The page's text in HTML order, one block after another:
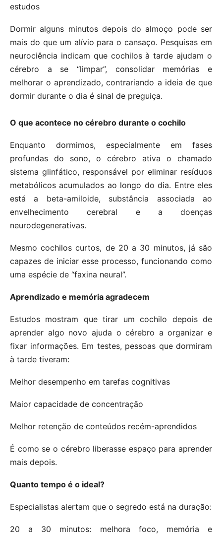
estudos
Dormir alguns minutos depois do almoço pode ser
mais do que um alívio para o cansaço. Pesquisas em
neurociência indicam que cochilos à tarde ajudam o
cérebro a se “limpar”, consolidar memórias e
melhorar o aprendizado, contrariando a ideia de que
dormir durante o dia é sinal de preguiça.
O que acontece no cérebro durante o cochilo
Enquanto dormimos, especialmente em fases
profundas do sono, o cérebro ativa o chamado
sistema glinfático, responsável por eliminar resíduos
metabólicos acumulados ao longo do dia. Entre eles
está a beta-amiloide, substância associada ao
envelhecimento cerebral e a doenças
neurodegenerativas.
Mesmo cochilos curtos, de 20 a 30 minutos, já são
capazes de iniciar esse processo, funcionando como
uma espécie de “faxina neural”.
Aprendizado e memória agradecem
Estudos mostram que tirar um cochilo depois de
aprender algo novo ajuda o cérebro a organizar e
fixar informações. Em testes, pessoas que dormiram
à tarde tiveram:
Melhor desempenho em tarefas cognitivas
Maior capacidade de concentração
Melhor retenção de conteúdos recém-aprendidos
É como se o cérebro liberasse espaço para aprender
mais depois.
Quanto tempo é o ideal?
Especialistas alertam que o segredo está na duração:
20 a 30 minutos: melhora foco, memória e